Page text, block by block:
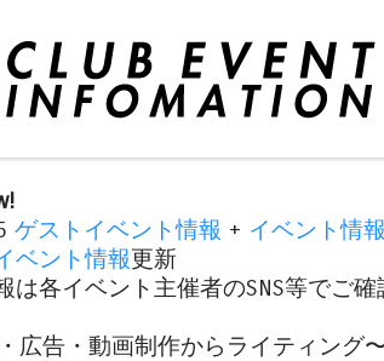
ゲストイベント情報 + イベント情報
ベント情報更新
各イベント主催者のSNS等でご確
広告・動画制作からライティング